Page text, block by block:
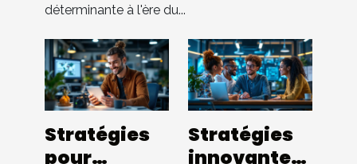
déterminante à l'ère du...
Stratégies
pour
Stratégies
innovantes